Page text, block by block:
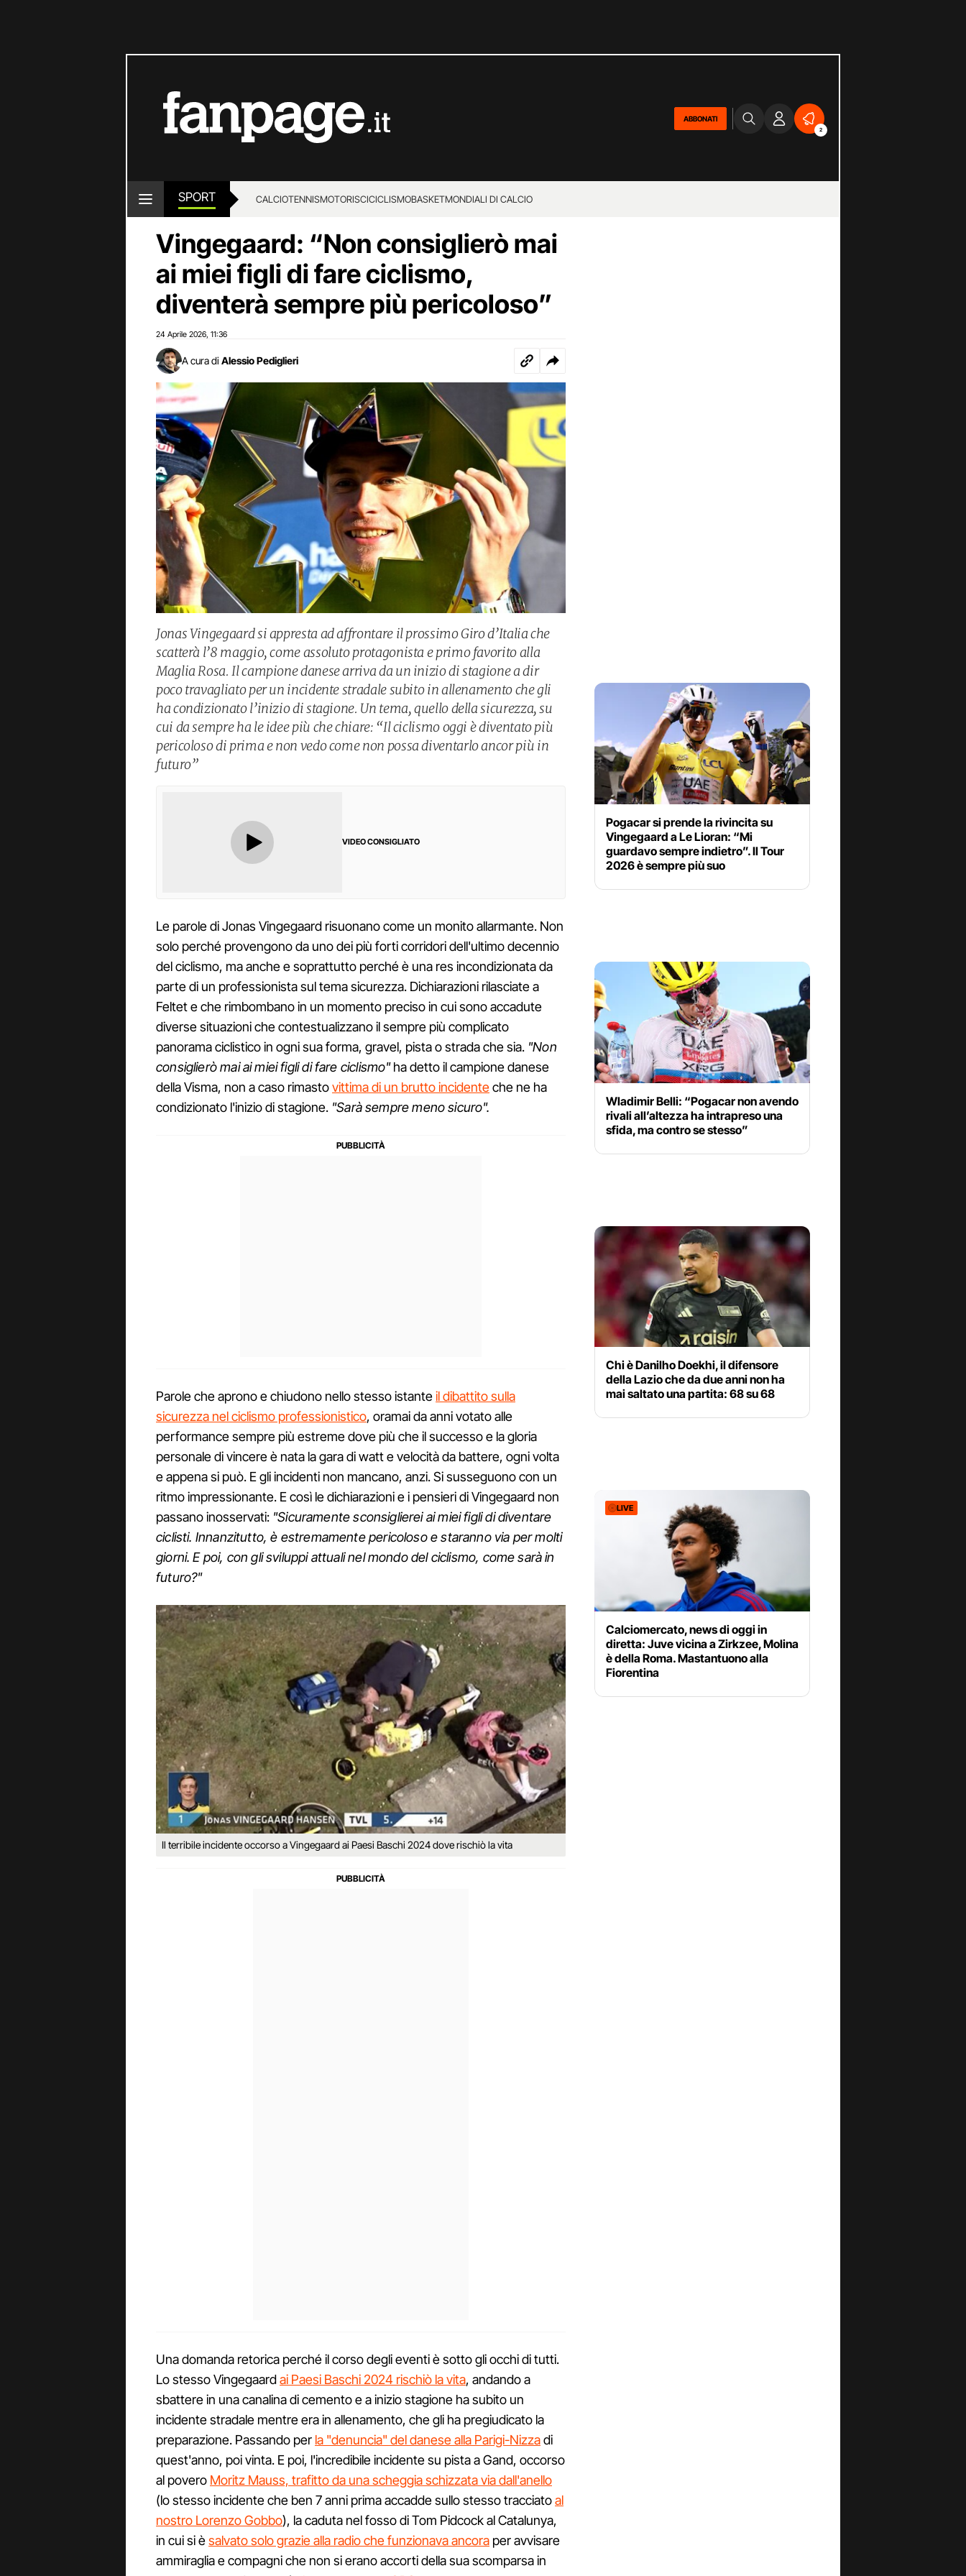
ABBONATI
2
SPORT CALCIOTENNISMOTORISCICICLISMOBASKETMONDIALI DI CALCIO
Vingegaard: “Non consiglierò mai
ai miei figli di fare ciclismo,
diventerà sempre più pericoloso”
24 Aprile 2026 11:36
A cura di Alessio Pediglieri
Jonas Vingegaard si appresta ad affrontare il prossimo Giro d’Italia che
scatterà l’8 maggio, come assoluto protagonista e primo favorito alla
Maglia Rosa. Il campione danese arriva da un inizio di stagione a dir
poco travagliato per un incidente stradale subito in allenamento che gli
ha condizionato l’inizio di stagione. Un tema, quello della sicurezza, su
cui da sempre ha le idee più che chiare: “Il ciclismo oggi è diventato più
pericoloso di prima e non vedo come non possa diventarlo ancor più in
futuro”
VIDEO CONSIGLIATO
Le parole di Jonas Vingegaard risuonano come un monito allarmante. Non
solo perché provengono da uno dei più forti corridori dell'ultimo decennio
del ciclismo, ma anche e soprattutto perché è una res incondizionata da
parte di un professionista sul tema sicurezza. Dichiarazioni rilasciate a
Feltet e che rimbombano in un momento preciso in cui sono accadute
diverse situazioni che contestualizzano il sempre più complicato
panorama ciclistico in ogni sua forma, gravel, pista o strada che sia. "Non
consiglierò mai ai miei figli di fare ciclismo"ha detto il campione danese
della Visma, non a caso rimastovittima di un brutto incidenteche ne ha
condizionato l'inizio di stagione. "Sarà sempre meno sicuro".
Parole che aprono e chiudono nello stesso istanteil dibattito sulla
sicurezza nel ciclismo professionistico, oramai da anni votato alle
performance sempre più estreme dove più che il successo e la gloria
personale di vincere è nata la gara di watt e velocità da battere, ogni volta
e appena si può. E gli incidenti non mancano, anzi. Si susseguono con un
ritmo impressionante. E così le dichiarazioni e i pensieri di Vingegaard non
passano inosservati: "Sicuramente sconsiglierei ai miei figli di diventare
ciclisti. Innanzitutto, è estremamente pericoloso e staranno via per molti
giorni. E poi, con gli sviluppi attuali nel mondo del ciclismo, come sarà in
futuro?"
Il terribile incidente occorso a Vingegaard ai Paesi Baschi 2024 dove rischiò la vita
Una domanda retorica perché il corso degli eventi è sotto gli occhi di tutti.
Lo stesso Vingegaardai Paesi Baschi 2024 rischiò la vita, andando a
sbattere in una canalina di cemento e a inizio stagione ha subito un
incidente stradale mentre era in allenamento, che gli ha pregiudicato la
preparazione. Passando per la "denuncia" del danese alla Parigi-Nizzadi
quest'anno, poi vinta. E poi, l'incredibile incidente su pista a Gand, occorso
al povero Moritz Mauss, trafitto da una scheggia schizzata via dall'anello
(lo stesso incidente che ben 7 anni prima accadde sullo stesso tracciatoal
nostro Lorenzo Gobbo), la caduta nel fosso di Tom Pidcock al Catalunya,
in cui si èsalvato solo grazie alla radio che funzionava ancora per avvisare
ammiraglia e compagni che non si erano accorti della sua scomparsa in
Pogacar si prende la rivincita su
Vingegaard a Le Lioran: “Mi
guardavo sempre indietro”. Il Tour
2026 è sempre più suo
Wladimir Belli: “Pogacar non avendo
rivali all’altezza ha intrapreso una
sfida, ma contro se stesso”
Chi è Danilho Doekhi, il difensore
della Lazio che da due anni non ha
mai saltato una partita: 68 su 68
LIVE
Calciomercato, news di oggi in
diretta: Juve vicina a Zirkzee, Molina
è della Roma. Mastantuono alla
Fiorentina